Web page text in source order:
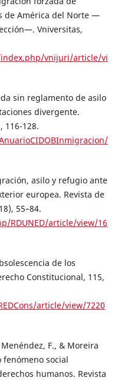
de América del Norte —
Vniversitas,
vnijuri/article/vi
sin reglamento de asilo
divergente.
116-128.
asilo y refugio ante
europea. Revista de
55–84.
RDUNED/article/view/16
de los
Constitucional, 115,
article/view/7220
F., & Moreira
fenómeno social
humanos. Revista